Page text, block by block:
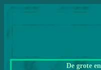
De grote